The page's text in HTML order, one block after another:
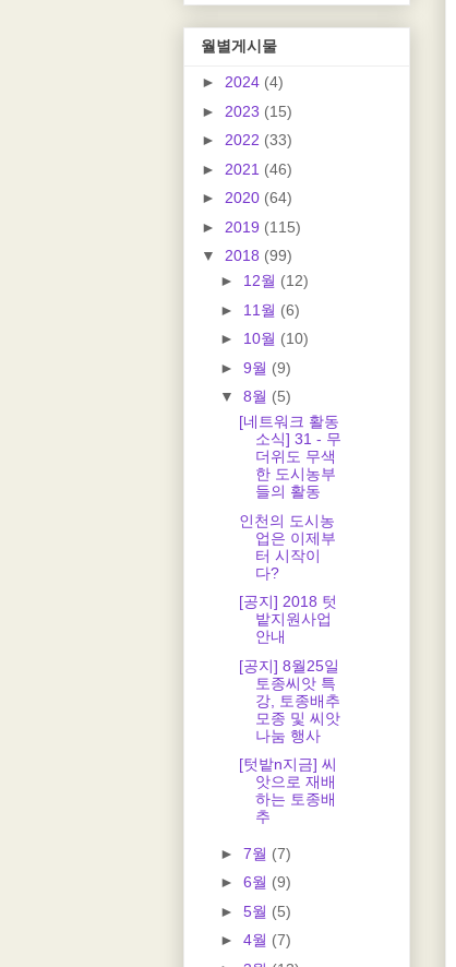
월별게시물
► 2024 (4)
► 2023 (15)
► 2022 (33)
► 2021 (46)
► 2020 (64)
► 2019 (115)
▼ 2018 (99)
► 12월 (12)
► 11월 (6)
► 10월 (10)
► 9월 (9)
▼ 8월 (5)
[네트워크 활동
소식] 31 - 무
더위도 무색
한 도시농부
들의 활동
인천의 도시농
업은 이제부
터 시작이
다?
[공지] 2018 텃
밭지원사업
안내
[공지] 8월25일
토종씨앗 특
강, 토종배추
모종 및 씨앗
나눔 행사
[텃밭n지금] 씨
앗으로 재배
하는 토종배
추
► 7월 (7)
► 6월 (9)
► 5월 (5)
► 4월 (7)